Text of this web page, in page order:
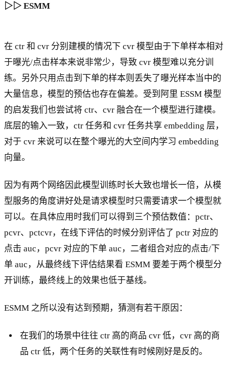
▷▷ ESMM
在 ctr 和 cvr 分别建模的情况下 cvr 模型由于下单样本相对
于曝光/点击样本来说非常少，导致 cvr 模型难以充分训
练。另外只用点击到下单的样本则丢失了曝光样本当中的
大量信息，模型的预估也存在偏差。受到阿里 ESSM 模型
的启发我们也尝试将 ctr、cvr 融合在一个模型进行建模。
底层的输入一致，ctr 任务和 cvr 任务共享 embedding 层，
对于 cvr 来说可以在整个曝光的大空间内学习 embedding
向量。
因为有两个网络因此模型训练时长大致也增长一倍，从模
型服务的角度讲好处是请求模型时只需要请求一个模型就
可以。在具体应用时我们可以得到三个预估数值：pctr、
pcvr、pctcvr，在线下评估的时候分别评估了 pctr 对应的
点击 auc，pcvr 对应的下单 auc，二者组合对应的点击/下
单 auc，从最终线下评估结果看 ESMM 要差于两个模型分
开训练，最终线上的效果也低于基线。
ESMM 之所以没有达到预期，猜测有若干原因：
在我们的场景中往往 ctr 高的商品 cvr 低，cvr 高的商
品 ctr 低，两个任务的关联性有时候刚好是反的。